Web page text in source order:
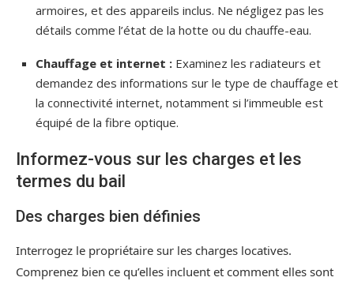
armoires, et des appareils inclus. Ne négligez pas les
détails comme l’état de la hotte ou du chauffe-eau.
Chauffage et internet : Examinez les radiateurs et
demandez des informations sur le type de chauffage et
la connectivité internet, notamment si l’immeuble est
équipé de la fibre optique.
Informez-vous sur les charges et les
termes du bail
Des charges bien définies
Interrogez le propriétaire sur les charges locatives.
Comprenez bien ce qu’elles incluent et comment elles sont